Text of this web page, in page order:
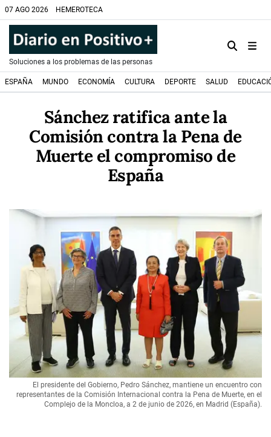
07 AGO 2026 HEMEROTECA
Soluciones a los problemas de las personas
ESPAÑA MUNDO ECONOMÍA CULTURA DEPORTE SALUD
Sánchez ratifica ante la
Comisión contra la Pena de
Muerte el compromiso de
España
El presidente del Gobierno, Pedro Sánchez, mantiene un encuentro con
representantes de la Comisión Internacional contra la Pena de Muerte, en el
Complejo de la Moncloa, a 2 de junio de 2026, en Madrid (España).